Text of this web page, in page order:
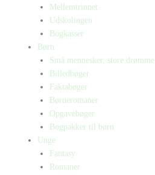
Mellemtrinnet
Udskolingen
Bogkasser
Børn
Små mennesker, store drømme
Billedbøger
Faktabøger
Børneromaner
Opgavebøger
Bogpakker til børn
Unge
Fantasy
Romaner